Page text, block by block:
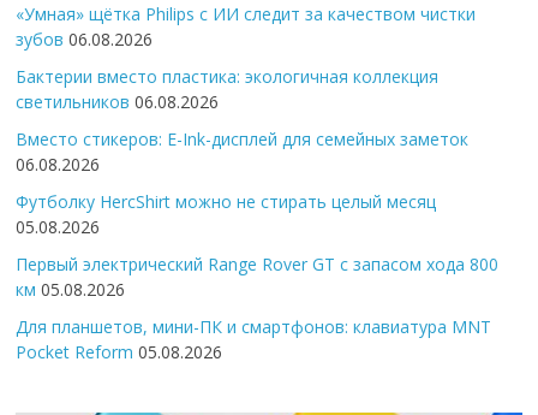
«Умная» щётка Philips с ИИ следит за качеством чистки
зубов 06.08.2026
Бактерии вместо пластика: экологичная коллекция
светильников 06.08.2026
Вместо стикеров: E-Ink-дисплей для семейных заметок
06.08.2026
Футболку HercShirt можно не стирать целый месяц
05.08.2026
Первый электрический Range Rover GT с запасом хода 800
км 05.08.2026
Для планшетов, мини-ПК и смартфонов: клавиатура MNT
Pocket Reform 05.08.2026